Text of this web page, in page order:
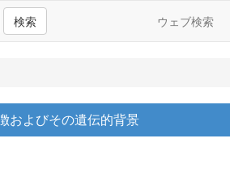
検索 ウェブ検索
およびその遺伝的背景